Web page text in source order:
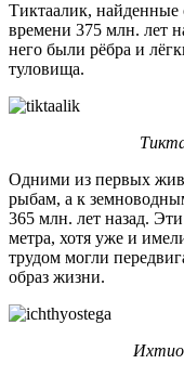
Тиктаалик, найденные
времени 375 млн. лет
него были рёбра и
туловища.
Одними из первых
рыбам, а к
365 млн. лет назад.
метра, хотя уже и
трудом могли
образ жизни.